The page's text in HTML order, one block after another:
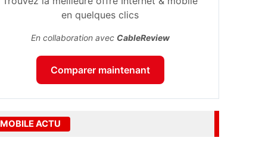
en quelques clics
En collaboration avec CableReview
Comparer maintenant
MOBILE ACTU